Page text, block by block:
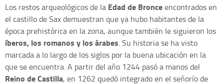
Los restos arqueológicos de la Edad de Bronceencontrados en
el castillo de Sax demuestran que ya hubo habitantes de la
época prehistórica en la zona, aunque también le siguieron los
íberos, los romanos y los árabes. Su historia se ha visto
marcada a lo largo de los siglos por la buena ubicación en la
que se encuentra. A partir del año 1244 pasó a manos del
Reino de Castilla, en 1262 quedó integrado en el señorío de